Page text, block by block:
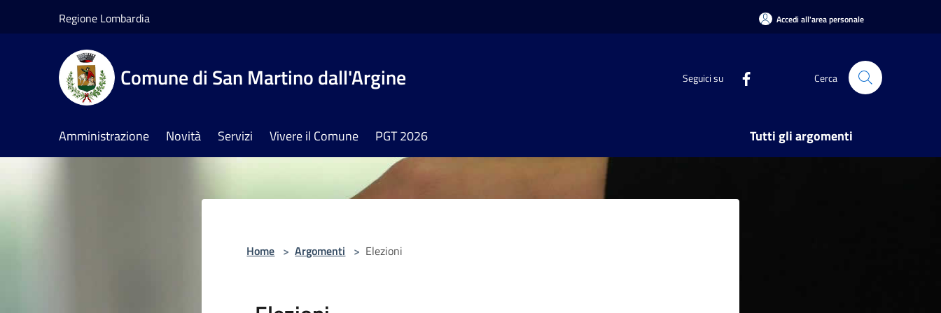
Regione Lombardia Accedi all'area personale
Comune di San Martino dall'Argine Seguici su Cerca
Amministrazione Novità Servizi Vivere il Comune PGT 2026 Tutti gli argomenti
Home > Argomenti > Elezioni